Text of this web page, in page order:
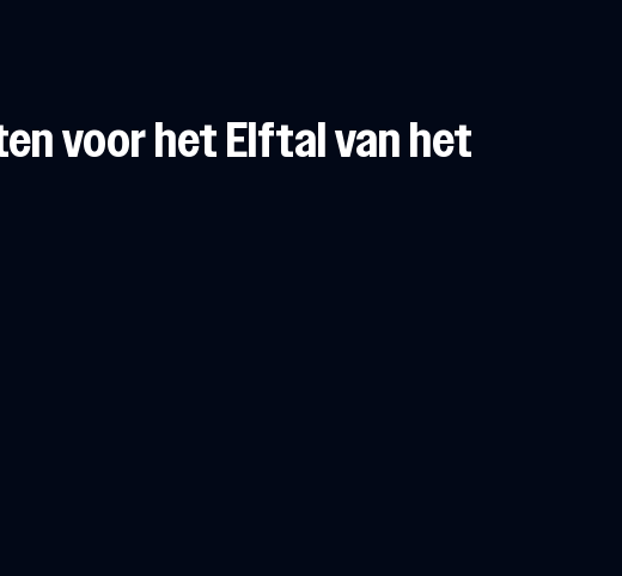
voor het Elftal van het